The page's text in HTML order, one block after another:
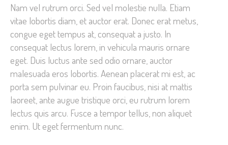
Nam vel rutrum orci. Sed vel molestie nulla. Etiam
vitae lobortis diam, et auctor erat. Donec erat metus,
congue eget tempus at, consequat a justo. In
consequat lectus lorem, in vehicula mauris ornare
eget. Duis luctus ante sed odio ornare, auctor
malesuada eros lobortis. Aenean placerat mi est, ac
porta sem pulvinar eu. Proin faucibus, nisi at mattis
laoreet, ante augue tristique orci, eu rutrum lorem
lectus quis arcu. Fusce a tempor tellus, non aliquet
enim. Ut eget fermentum nunc.